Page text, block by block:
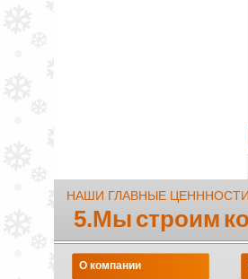
НАШИ ГЛАВНЫЕ ЦЕНННОСТИ
5.Мы строим
О компании